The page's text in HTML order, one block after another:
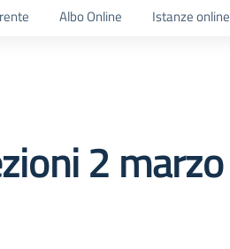
Albo Online Istanze online
2 marzo